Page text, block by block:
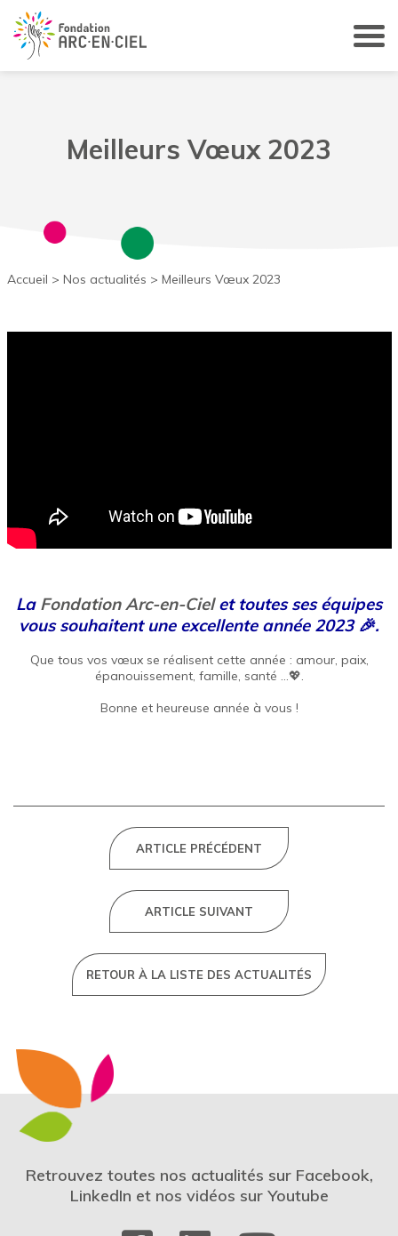
Meilleurs Vœux 2023
Accueil > Nos actualités > Meilleurs Vœux 2023
La Fondation Arc-en-Cielet toutes ses équipes
vous souhaitent une excellente année 2023 🎉.
Que tous vos vœux se réalisent cette année : amour, paix,
épanouissement, famille, santé
…💖.
Bonne et heureuse année à vous !
ARTICLE PRÉCÉDENT
RETOUR À LA LISTE DES ACTUALITÉS
ARTICLE SUIVANT
Retrouvez toutes nos actualités sur Facebook,
LinkedIn et nos vidéos sur Youtube